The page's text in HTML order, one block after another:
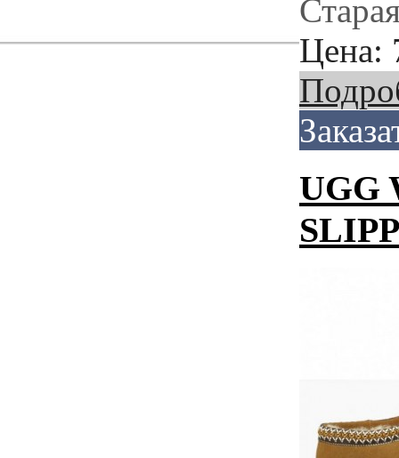
Цена:
UGG